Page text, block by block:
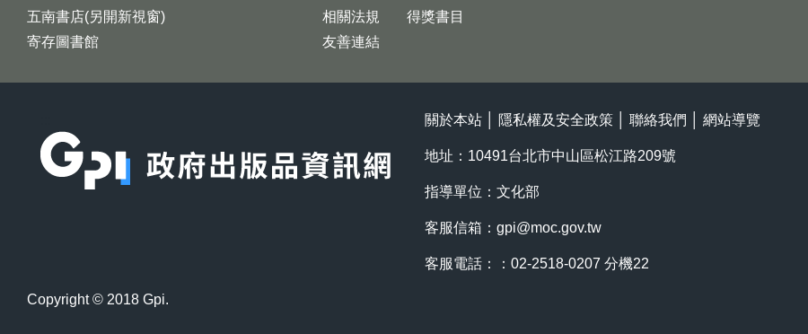
五南書店(另開新視窗)
寄存圖書館
相關法規
友善連結
得獎書目
關於本站 隱私權及安全政策 聯絡我們 網站導覽
地址：10491台北市中山區松江路209號
指導單位：文化部
客服信箱： gpi@moc.gov.tw
客服電話：：02-2518-0207 分機22
Copyright © 2018 Gpi.